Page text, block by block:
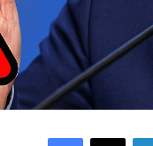
Facebook
X